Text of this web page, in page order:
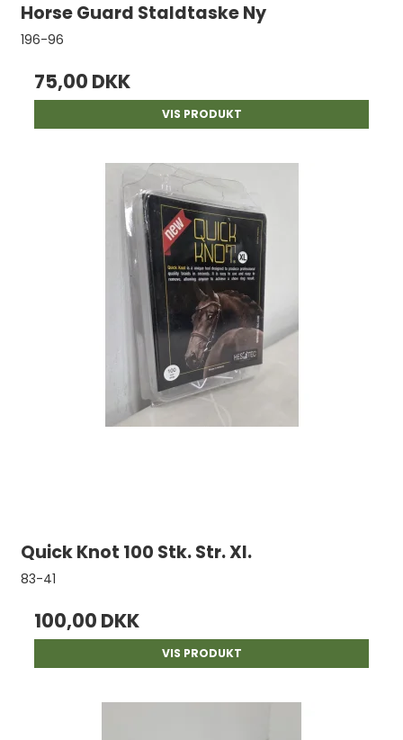
Horse Guard Staldtaske Ny
196-96
75,00 DKK
VIS PRODUKT
Quick Knot 100 Stk. Str. Xl.
83-41
100,00 DKK
VIS PRODUKT